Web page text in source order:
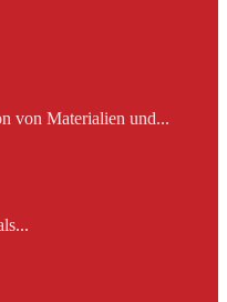
von Materialien und...